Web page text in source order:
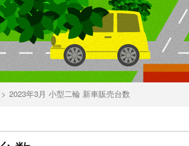
2023年3月 小型二輪 新車販売台数